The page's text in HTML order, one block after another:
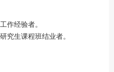
经验者。
生课程班结业者。